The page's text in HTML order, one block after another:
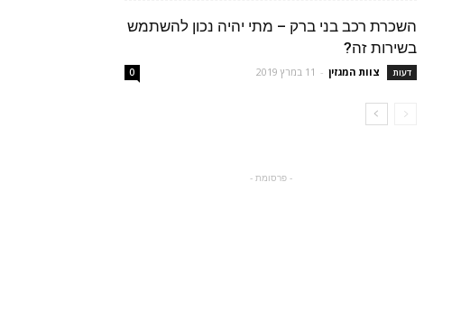
השכרת רכב בני ברק – מתי יהיה נכון להשתמש
בשירות זה?
דעות צוות המגזין - 11 במרץ 2019 0
- פרסומת -